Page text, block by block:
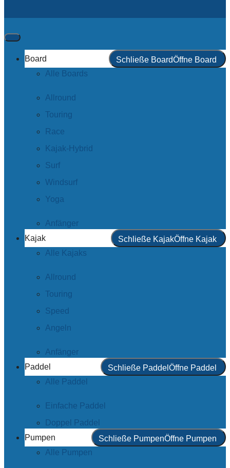
Board Schließe BoardÖffne Board
Alle Boards
Allround
Touring
Race
Kajak-Hybrid
Surf
Windsurf
Yoga
Anfänger
Kajak
Schließe KajakÖffne Kajak
Alle Kajaks
Allround
Touring
Speed
Angeln
Anfänger
Paddel
Schließe Paddel Öffne Paddel
Alle Paddel
Einfache Paddel
Doppel Paddel
Pumpen
Schließe PumpenÖffne Pumpen
Alle Pumpen